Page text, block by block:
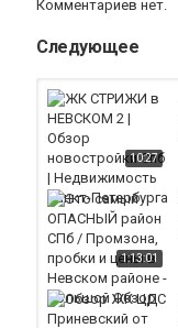
Комментариев нет.
Следующее
10:27
1:13:01